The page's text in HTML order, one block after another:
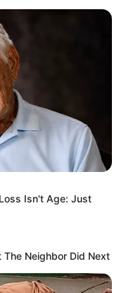
τα λάικ σας…
ΕΓΓΡΑΦΕΊΤΕ
ΑΚΟΛΟΥΘΉΣΤΕ
Isn't Age: Just
Neighbor Did Next